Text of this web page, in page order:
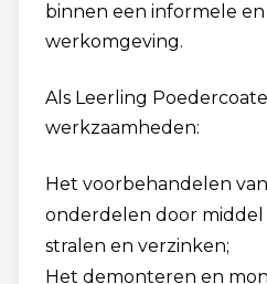
binnen een informele
werkomgeving.
Als Leerling
werkzaamheden:
Het voorbehandelen
onderdelen door
stralen en verzinken;
Het demonteren en